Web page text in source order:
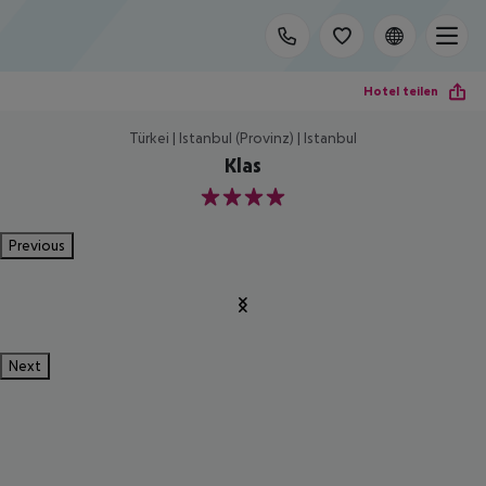
Hotel teilen
Türkei | Istanbul (Provinz) | Istanbul
Klas
4
Previous
Next